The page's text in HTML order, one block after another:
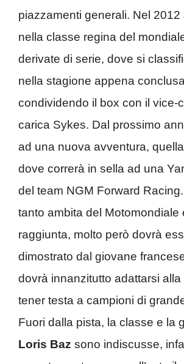
piazzamenti generali. Nel 2012
nella classe regina del
derivate di serie, dove si
nella stagione appena
condividendo il box con il vice-
carica Sykes. Dal prossimo
ad una nuova avventura,
dove correrà in sella ad una
del team NGM Forward
tanto ambita del Motomondiale
raggiunta, molto però dovrà
dimostrato dal giovane
dovrà innanzitutto adattarsi alla
tener testa a campioni di
Fuori dalla pista, la classe e la
Loris Baz sono indiscusse,